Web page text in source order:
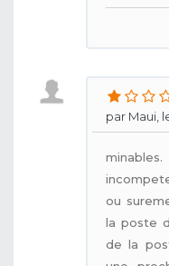
par Maui,
ou
la poste
de la